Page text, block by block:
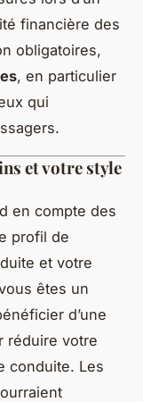
financière des
obligatoires,
, en particulier
qui
et votre style
en compte des
profil de
et votre
êtes un
d’une
réduire votre
conduite. Les